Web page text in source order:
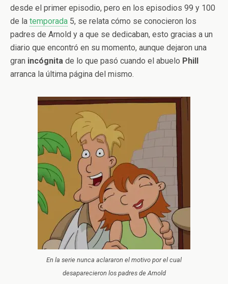
desde el primer episodio, pero en los episodios 99 y 100
de la temporada 5, se relata cómo se conocieron los
padres de Arnold y a que se dedicaban, esto gracias a un
diario que encontró en su momento, aunque dejaron una
gran incógnita de lo que pasó cuando el abuelo Phill
arranca la última página del mismo.
En la serie nunca aclararon el motivo por el cual
desaparecieron los padres de Arnold